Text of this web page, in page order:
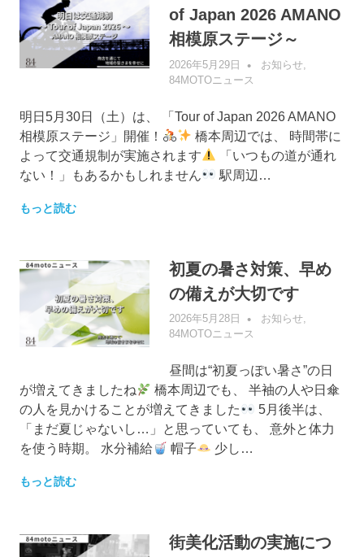
of Japan 2026 AMANO
相模原ステージ～
2026年5月29日 管理者
お知らせ
84MOTOニュース
明日5月30日（土）は、 「Tour of Japan 2026 AMANO
相模原ステージ」開催！
橋本周辺では、 時間帯に
よって交通規制が実施されます
「いつもの道が通れ
ない！」もあるかもしれません
駅周辺…
もっと読む
初夏の暑さ対策、早め
の備えが大切です
2026年5月28日 管理者
お知らせ,
84MOTOニュース
昼間は“初夏っぽい暑さ”の日
が増えてきましたね
橋本周辺でも、 半袖の人や日傘
の人を見かけることが増えてきました
5月後半は、
「まだ夏じゃないし…」と思っていても、 意外と体力
を使う時期。 水分補給
帽子 少し…
もっと読む
街美化活動の実施につ